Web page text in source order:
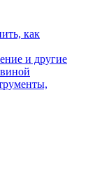
как
и другие